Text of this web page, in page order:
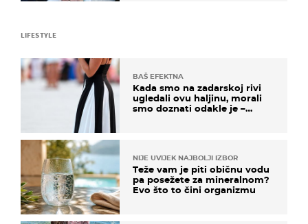
LIFESTYLE
BAŠ EFEKTNA
Kada smo na zadarskoj rivi
ugledali ovu haljinu, morali
smo doznati odakle je –
NIJE UVIJEK NAJBOLJI IZBOR
Teže vam je piti običnu vodu
pa posežete za mineralnom?
Evo što to čini organizmu